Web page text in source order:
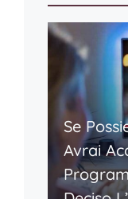
Se
Avrai